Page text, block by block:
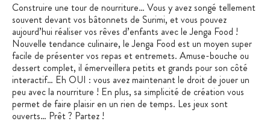
Construire une tour de nourriture… Vous y avez songé tellement
souvent devant vos bâtonnets de Surimi, et vous pouvez
aujourd’hui réaliser vos rêves d’enfants avec le Jenga Food !
Nouvelle tendance culinaire, le Jenga Food est un moyen super
facile de présenter vos repas et entremets. Amuse-bouche ou
dessert complet, il émerveillera petits et grands pour son côté
interactif… Eh OUI : vous avez maintenant le droit de jouer un
peu avec la nourriture ! En plus, sa simplicité de création vous
permet de faire plaisir en un rien de temps. Les jeux sont
ouverts… Prêt ? Partez !